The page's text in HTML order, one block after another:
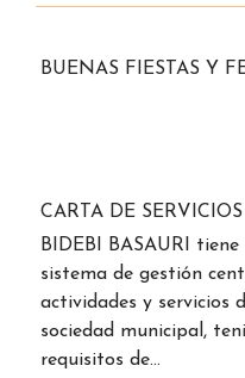
BUENAS FIESTAS Y
CARTA DE
BIDEBI BASAURI
sistema de gestión
actividades y servicios
sociedad municipal,
requisitos de…